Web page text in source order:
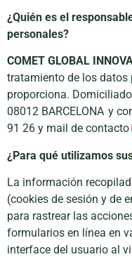
¿Quién es el
personales?
COMET GLOBAL
tratamiento de los datos
proporciona.
08012 BARCELONA y
91 26 y mail de contacto
¿Para qué utilizamos
La información
(cookies de sesión y de
para rastrear las
formularios en línea en
interface del usuario al